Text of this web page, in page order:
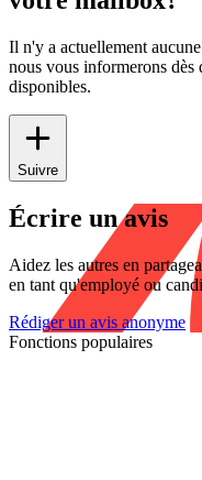
Il n'y a actuellement
nous vous informerons dès
disponibles.
Suivre
Écrire un avis
Aidez les autres en
en tant qu'employé ou
Rédiger un avis anonyme
Fonctions populaires